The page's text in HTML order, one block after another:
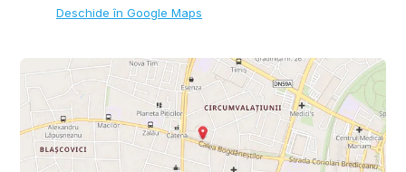
Deschide în Google Maps